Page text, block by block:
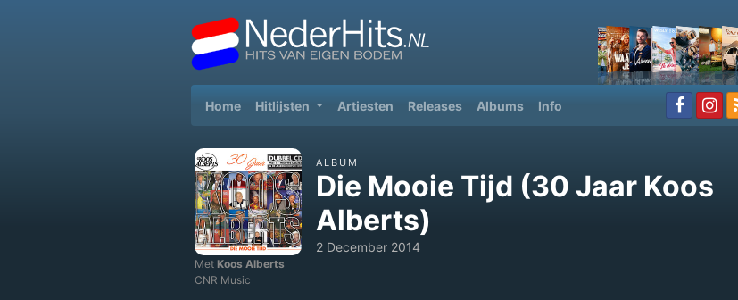
Home(current)
Hitlijsten Artiesten Releases Albums Info
ALBUM
Die Mooie Tijd (30 Jaar Koos
Alberts)
2 December 2014
Met Koos Alberts
CNR Music